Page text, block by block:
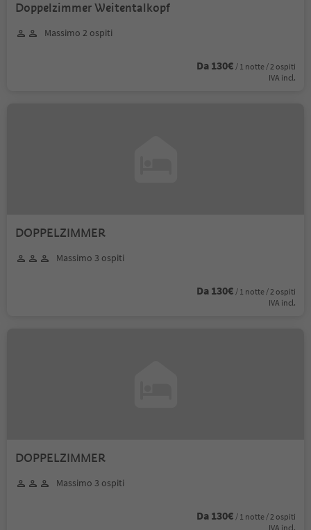
Doppelzimmer Weitentalkopf
Massimo 2 ospiti
Da 130€ / 1 notte / 2 ospiti
IVA incl.
DOPPELZIMMER
Massimo 3 ospiti
Da 130€ / 1 notte / 2 ospiti
IVA incl.
DOPPELZIMMER
Massimo 3 ospiti
Da 130€ / 1 notte / 2 ospiti
IVA incl.